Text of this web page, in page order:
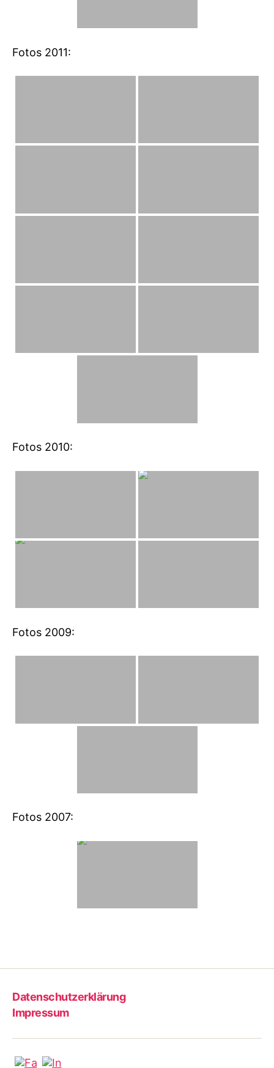
Fotos 2011:
Fotos 2010:
Fotos 2009:
Fotos 2007:
Datenschutzerklärung
Impressum